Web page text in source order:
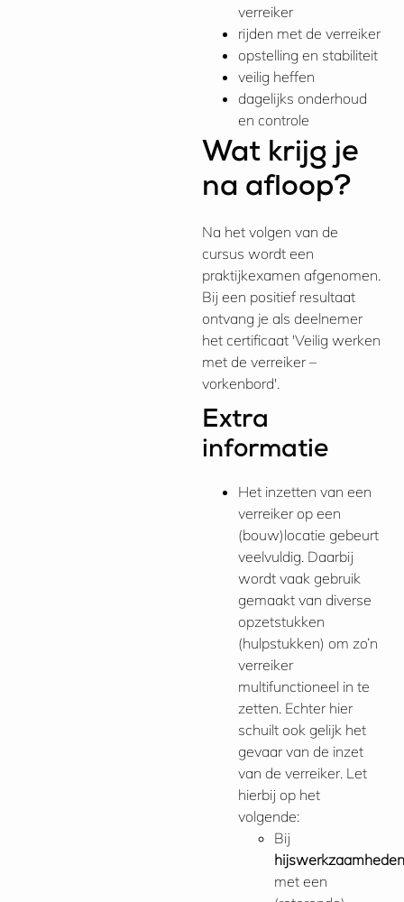
verreiker
rijden met de verreiker
opstelling en stabiliteit
veilig heffen
dagelijks onderhoud
en controle
Wat krijg je
na afloop?
Na het volgen van de
cursus wordt een
praktijkexamen afgenomen.
Bij een positief resultaat
ontvang je als deelnemer
het certificaat 'Veilig werken
met de verreiker –
vorkenbord'.
Extra
informatie
Het inzetten van een
verreiker op een
(bouw)locatie gebeurt
veelvuldig. Daarbij
wordt vaak gebruik
gemaakt van diverse
opzetstukken
(hulpstukken) om zo’n
verreiker
multifunctioneel in te
zetten. Echter hier
schuilt ook gelijk het
gevaar van de inzet
van de verreiker. Let
hierbij op het
volgende:
Bij
hijswerkzaamheden
met een